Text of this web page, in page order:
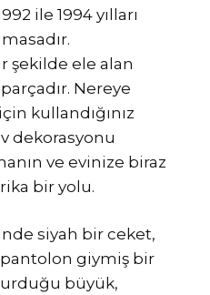
ile 1994 yılları
şekilde ele alan
Nereye
kullandığınız
dekorasyonu
ve evinize biraz
bir yolu.
siyah bir ceket,
pantolon giymiş bir
büyük,